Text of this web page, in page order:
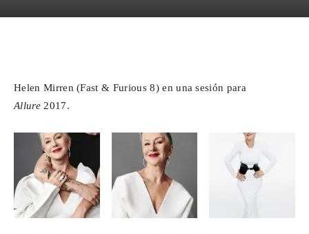
Helen Mirren (Fast & Furious 8) en una sesión para
Allure2017.